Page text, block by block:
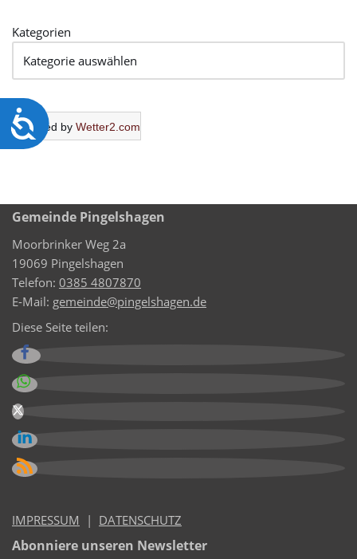
Barrierefreiheit
Kategorien
Powered by Wetter2.com
Gemeinde Pingelshagen
Moorbrinker Weg 2a
19069 Pingelshagen
Telefon: 0385 4807870
E-Mail: gemeinde@pingelshagen.de
Diese Seite teilen:
IMPRESSUM | DATENSCHUTZ
Abonniere unseren Newsletter